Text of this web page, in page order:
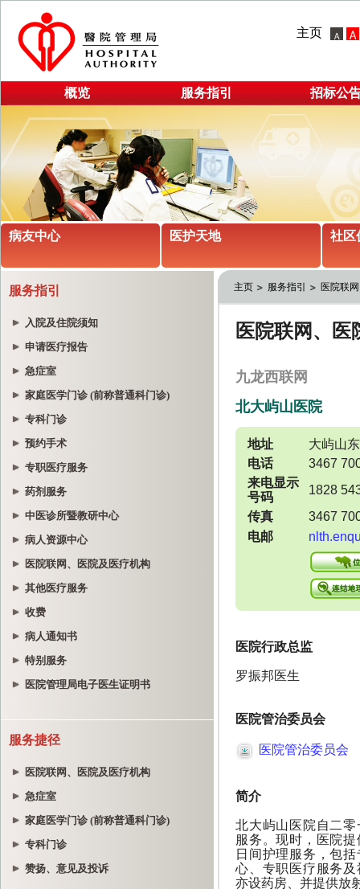
主页
概览 服务指引 招标公
病友中心 医护天地 社区
服务指引
入院及住院须知
申请医疗报告
急症室
家庭医学门诊 (前称普通科门诊)
专科门诊
预约手术
专职医疗服务
药剂服务
中医诊所暨教研中心
病人资源中心
医院联网、医院及医疗机构
其他医疗服务
收费
病人通知书
特别服务
医院管理局电子医生证明书
服务捷径
医院联网、医院及医疗机构
急症室
家庭医学门诊 (前称普通科门诊)
专科门诊
赞扬、意见及投诉
主页 服务指引 医院联